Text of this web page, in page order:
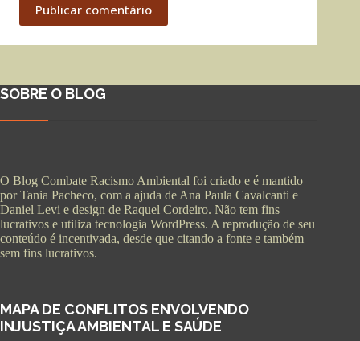
Publicar comentário
SOBRE O BLOG
O Blog Combate Racismo Ambiental foi criado e é mantido
por Tania Pacheco, com a ajuda de Ana Paula Cavalcanti e
Daniel Levi e design de Raquel Cordeiro. Não tem fins
lucrativos e utiliza tecnologia WordPress. A reprodução de seu
conteúdo é incentivada, desde que citando a fonte e também
sem fins lucrativos.
MAPA DE CONFLITOS ENVOLVENDO
INJUSTIÇA AMBIENTAL E SAÚDE